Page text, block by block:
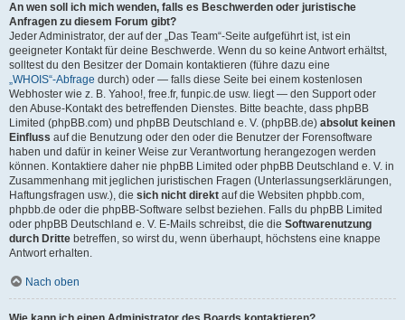
An wen soll ich mich wenden, falls es Beschwerden oder juristische
Anfragen zu diesem Forum gibt?
Jeder Administrator, der auf der „Das Team“-Seite aufgeführt ist, ist ein
geeigneter Kontakt für deine Beschwerde. Wenn du so keine Antwort erhältst,
solltest du den Besitzer der Domain kontaktieren (führe dazu eine
„WHOIS“-Abfrage durch) oder — falls diese Seite bei einem kostenlosen
Webhoster wie z. B. Yahoo!, free.fr, funpic.de usw. liegt — den Support oder
den Abuse-Kontakt des betreffenden Dienstes. Bitte beachte, dass phpBB
Limited (phpBB.com) und phpBB Deutschland e. V. (phpBB.de) absolut keinen
Einfluss auf die Benutzung oder den oder die Benutzer der Forensoftware
haben und dafür in keiner Weise zur Verantwortung herangezogen werden
können. Kontaktiere daher nie phpBB Limited oder phpBB Deutschland e. V. in
Zusammenhang mit jeglichen juristischen Fragen (Unterlassungserklärungen,
Haftungsfragen usw.), die sich nicht direkt auf die Websiten phpbb.com,
phpbb.de oder die phpBB-Software selbst beziehen. Falls du phpBB Limited
oder phpBB Deutschland e. V. E-Mails schreibst, die die Softwarenutzung
durch Dritte betreffen, so wirst du, wenn überhaupt, höchstens eine knappe
Antwort erhalten.
Nach oben